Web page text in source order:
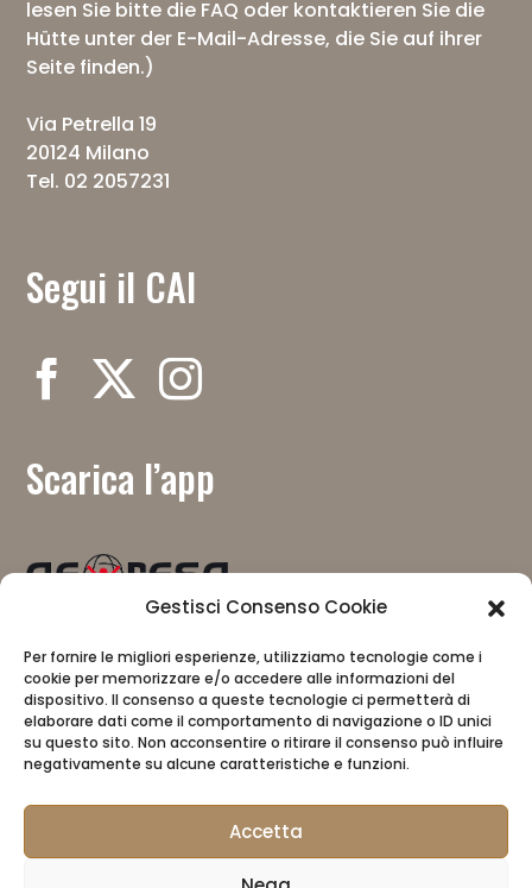
Gestisci Consenso Cookie
Per fornire le migliori esperienze, utilizziamo tecnologie come i
cookie per memorizzare e/o accedere alle informazioni del
dispositivo. Il consenso a queste tecnologie ci permetterà di
elaborare dati come il comportamento di navigazione o ID unici
su questo sito. Non acconsentire o ritirare il consenso può influire
negativamente su alcune caratteristiche e funzioni.
Accetta
lesen Sie bitte die FAQ oder kontaktieren Sie die
Hütte unter der E-Mail-Adresse, die Sie auf ihrer
Seite finden.)
Via Petrella 19
20124 Milano
Tel. 02 2057231
Segui il CAI
Scarica l’app
Mit Unterstützung von
Datenschutzbestimmungen